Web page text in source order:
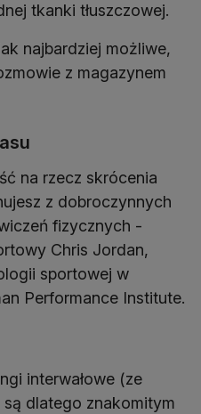
tkanki tłuszczowej.
najbardziej możliwe,
z magazynem
na rzecz skrócenia
z dobroczynnych
fizycznych -
Chris Jordan,
sportowej w
Performance Institute.
interwałowe (ze
dlatego znakomitym